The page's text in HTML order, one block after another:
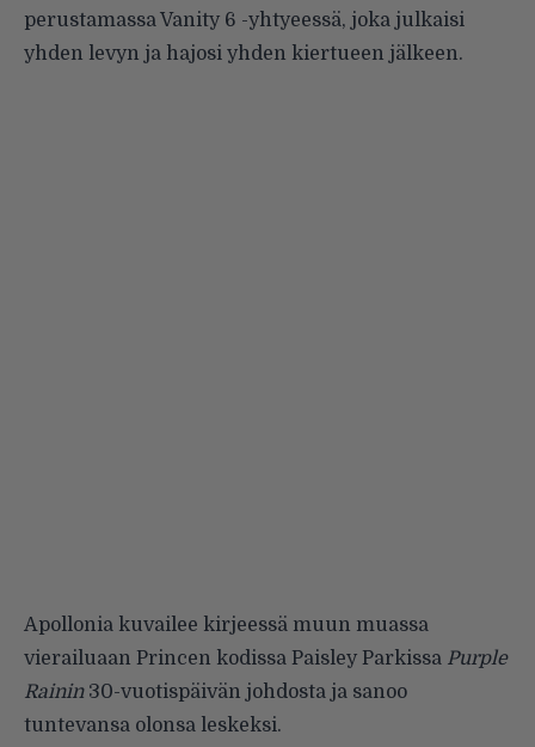
perustamassa Vanity 6 -yhtyeessä, joka julkaisi
yhden levyn ja hajosi yhden kiertueen jälkeen.
Apollonia kuvailee kirjeessä muun muassa
vierailuaan Princen kodissa Paisley Parkissa Purple
Rainin30-vuotispäivän johdosta ja sanoo
tuntevansa olonsa leskeksi.